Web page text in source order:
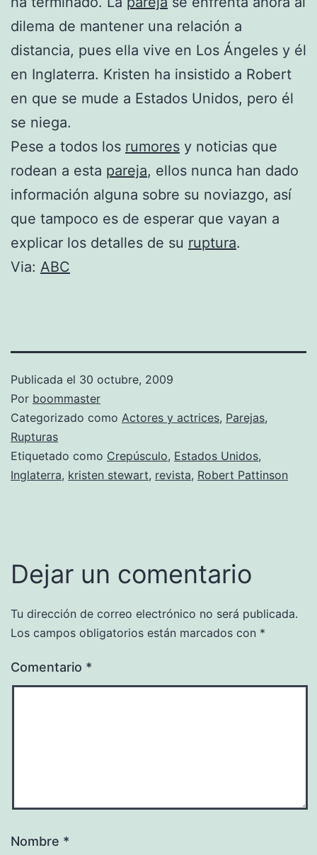
dilema de mantener una relación a
distancia, pues ella vive en Los Ángeles y él
en Inglaterra. Kristen ha insistido a Robert
en que se mude a Estados Unidos, pero él
se niega.
Pese a todos los rumores y noticias que
rodean a esta pareja, ellos nunca han dado
información alguna sobre su noviazgo, así
que tampoco es de esperar que vayan a
explicar los detalles de su ruptura.
Via: ABC
Publicada el 30 octubre, 2009
Por boommaster
Categorizado como Actores y actrices, Parejas,
Rupturas
Etiquetado como Crepúsculo, Estados Unidos,
Inglaterra, kristen stewart, revista, Robert Pattinson
Dejar un comentario
Tu dirección de correo electrónico no será publicada.
Los campos obligatorios están marcados con *
Comentario *
Nombre *